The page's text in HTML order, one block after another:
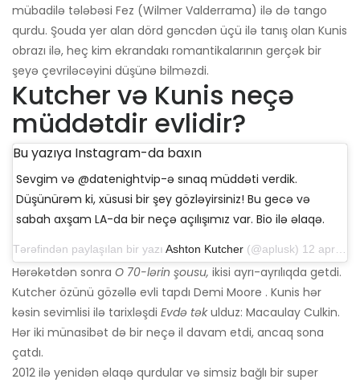
mübadilə tələbəsi Fez (Wilmer Valderrama) ilə də tango
qurdu. Şouda yer alan dörd gəncdən üçü ilə tanış olan Kunis
obrazı ilə, heç kim ekrandakı romantikalarının gerçək bir
şeyə çevriləcəyini düşünə bilməzdi.
Kutcher və Kunis neçə
müddətdir evlidir?
Bu yazıya Instagram-da baxın
Sevgim və @datenightvip-ə sınaq müddəti verdik.
Düşünürəm ki, xüsusi bir şey gözləyirsiniz! Bu gecə və
sabah axşam LA-da bir neçə açılışımız var. Bio ilə əlaqə.
Tərəfindən paylaşılan bir yazı Ashton Kutcher (@aplusk) 12 aprel 2019-cu il, saat 14: 50-də PDT
Hərəkətdən sonra O 70-lərin şousu, ikisi ayrı-ayrılıqda getdi.
Kutcher özünü gözəllə evli tapdı Demi Moore . Kunis hər
kəsin sevimlisi ilə tarixləşdi Evdə təkulduz: Macaulay Culkin.
Hər iki münasibət də bir neçə il davam etdi, ancaq sona
çatdı.
2012 ilə yenidən əlaqə qurdular və simsiz bağlı bir super